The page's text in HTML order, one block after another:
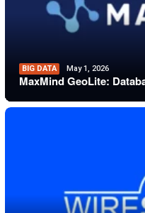
BIG DATA May 1, 2026
MaxMind GeoLite: